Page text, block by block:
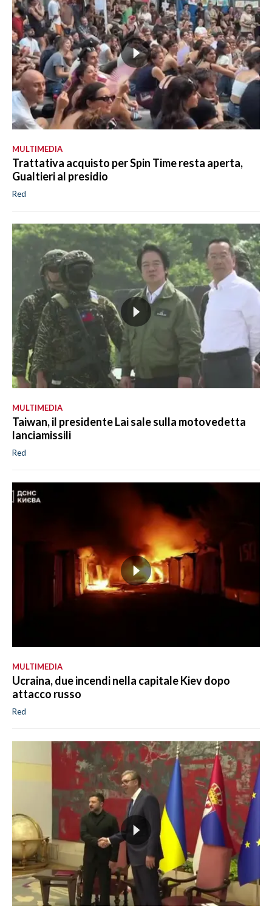
MULTIMEDIA
Trattativa acquisto per Spin Time resta aperta,
Gualtieri al presidio
Red
MULTIMEDIA
Taiwan, il presidente Lai sale sulla motovedetta
lanciamissili
Red
MULTIMEDIA
Ucraina, due incendi nella capitale Kiev dopo
attacco russo
Red